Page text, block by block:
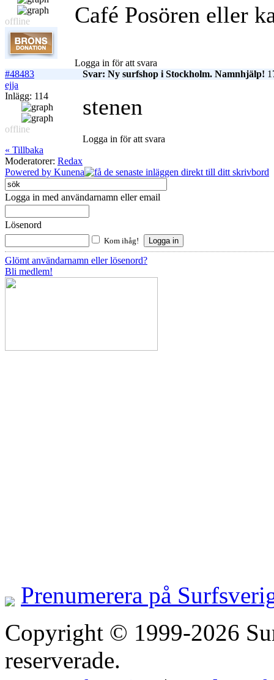
offline Café Posören eller
Logga in för att svara
#48483
Svar: Ny surfshop i Stockholm. Namnhjälp!
ejja
Inlägg: 114
offline
stenen
Logga in för att svara
« Tillbaka
Moderatorer: Redax
Powered by Kunena
Logga in med användarnamn eller email
Lösenord
Kom ihåg!
Glömt användarnamn eller lösenord?
Bli medlem!
Prenumerera på
Copyright © 1999-2026
reserverade.